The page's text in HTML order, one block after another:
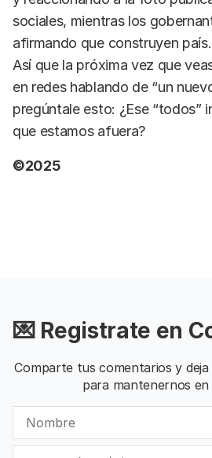
sociales, mientras los
afirmando que construyen
Así que la próxima vez que
en redes hablando de “un
pregúntale esto: ¿Ese “todos”
que estamos afuera?
©2025
💌 Registrate en
Comparte tus comentarios y
para mantenernos